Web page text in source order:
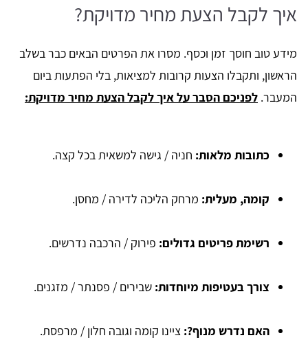
איך לקבל הצעת מחיר מדויקת?
מידע טוב חוסך זמן וכסף. מסרו את הפרטים הבאים כבר בשלב
הראשון, ותקבלו הצעות קרובות למציאות, בלי הפתעות ביום
המעבר. לפניכם הסבר על איך לקבל הצעת מחיר מדויקת:
כתובות מלאות: חניה / גישה למשאית בכל קצה.
קומה, מעלית: מרחק הליכה לדירה / מחסן.
רשימת פריטים גדולים: פירוק / הרכבה נדרשים.
צורך בעטיפות מיוחדות: שבירים / פסנתר / מזגנים.
האם נדרש מנוף?: ציינו קומה וגובה חלון / מרפסת.